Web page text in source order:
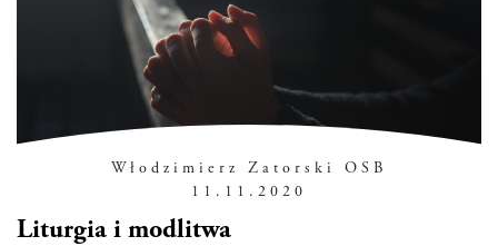
Włodzimierz Zatorski OSB
11.11.2020
Liturgia i modlitwa